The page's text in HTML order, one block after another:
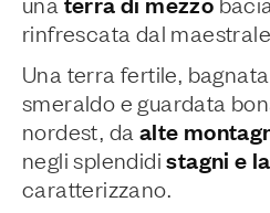
rinfrescata dal
Una terra fertile,
smeraldo e guardata
nordest, da alte
negli splendidistagni e
caratterizzano.